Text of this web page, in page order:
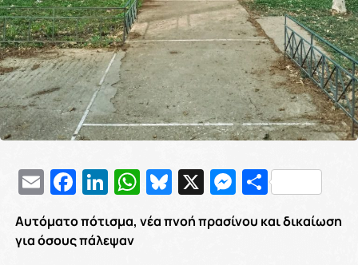
EmailFacebook
LinkedIn
WhatsApp
Bluesky
X
Αυτόματο πότισμα, νέα πνοή πρασίνου και δικαίωση
για όσους πάλεψαν